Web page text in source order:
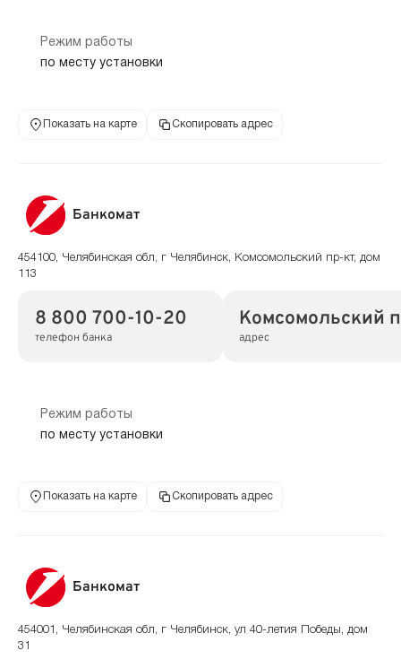
Режим работы
по месту установки
Показать на карте Скопировать адрес
Банкомат
454100, Челябинская обл, г Челябинск, Комсомольский пр-кт, дом
113
8 800 700-10-20
телефон банка
Комсомольский
адрес
Режим работы
по месту установки
Показать на карте Скопировать адрес
Банкомат
454001, Челябинская обл, г Челябинск, ул 40-летия Победы, дом
31